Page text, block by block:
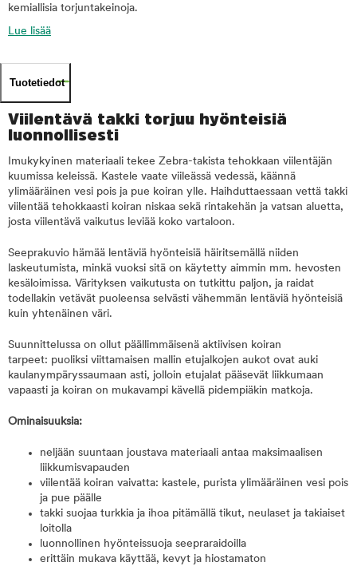
kemiallisia torjuntakeinoja.
Lue lisää
Tuotetiedot
Viilentävä takki torjuu hyönteisiä
luonnollisesti
Imukykyinen materiaali tekee Zebra-takista tehokkaan viilentäjän
kuumissa keleissä. Kastele vaate viileässä vedessä, käännä
ylimääräinen vesi pois ja pue koiran ylle. Haihduttaessaan vettä takki
viilentää tehokkaasti koiran niskaa sekä rintakehän ja vatsan aluetta,
josta viilentävä vaikutus leviää koko vartaloon.
Seeprakuvio hämää lentäviä hyönteisiä häiritsemällä niiden
laskeutumista, minkä vuoksi sitä on käytetty aimmin mm. hevosten
kesäloimissa. Värityksen vaikutusta on tutkittu paljon, ja raidat
todellakin vetävät puoleensa selvästi vähemmän lentäviä hyönteisiä
kuin yhtenäinen väri.
Suunnittelussa on ollut päällimmäisenä aktiivisen koiran
tarpeet: puoliksi viittamaisen mallin etujalkojen aukot ovat auki
kaulanympäryssaumaan asti, jolloin etujalat pääsevät liikkumaan
vapaasti ja koiran on mukavampi kävellä pidempiäkin matkoja.
Ominaisuuksia:
neljään suuntaan joustava materiaali antaa maksimaalisen
liikkumisvapauden
viilentää koiran vaivatta: kastele, purista ylimääräinen vesi pois
ja pue päälle
takki suojaa turkkia ja ihoa pitämällä tikut, neulaset ja takiaiset
loitolla
luonnollinen hyönteissuoja seepraraidoilla
erittäin mukava käyttää, kevyt ja hiostamaton